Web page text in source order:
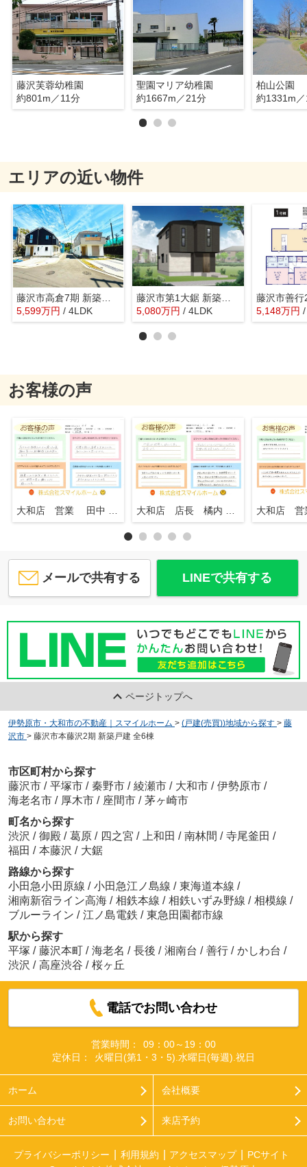
藤沢芙蓉幼稚園
約801m／11分
聖園マリア幼稚園
約1667m／21分
柏山公園
約1331m
エリアの近い物件
藤沢市高倉7期 新築戸建 全6棟
5,599万円 / 4LDK
藤沢市第1大鋸 新築戸建 全1棟
5,080万円 / 4LDK 5,148万円
お客様の声
大和店 営業 田中 知行 大和店 店長 橘内 英一
メールで共有する LINEで共有する
ページトップへ
伊勢原市・大和市の不動産｜スマイルホーム > (戸建(売買))地域から探す > 藤
沢市 > 藤沢市本藤沢2期 新築戸建 全6棟
市区町村から探す
藤沢市 / 平塚市 / 秦野市 / 綾瀬市 / 大和市 / 伊勢原市 /
海老名市 / 厚木市 / 座間市 / 茅ヶ崎市
町名から探す
渋沢 / 御殿 / 葛原 / 四之宮 / 上和田 / 南林間 / 寺尾釜田 /
福田 / 本藤沢 / 大鋸
路線から探す
小田急小田原線 / 小田急江ノ島線 / 東海道本線 /
湘南新宿ライン高海 / 相鉄本線 / 相鉄いずみ野線 / 相模線 /
ブルーライン / 江ノ島電鉄 / 東急田園都市線
駅から探す
平塚 / 藤沢本町 / 海老名 / 長後 / 湘南台 / 善行 / かしわ台 /
渋沢 / 高座渋谷 / 桜ヶ丘
電話でお問い合わせ
営業時間：
09：00～19：00
定休日：
火曜日(第1・3・5).水曜日(毎週).祝日
ホーム 会社概要
お問い合わせ 来店予約
プライバシーポリシー 利用規約 アクセスマップ
PCサイト